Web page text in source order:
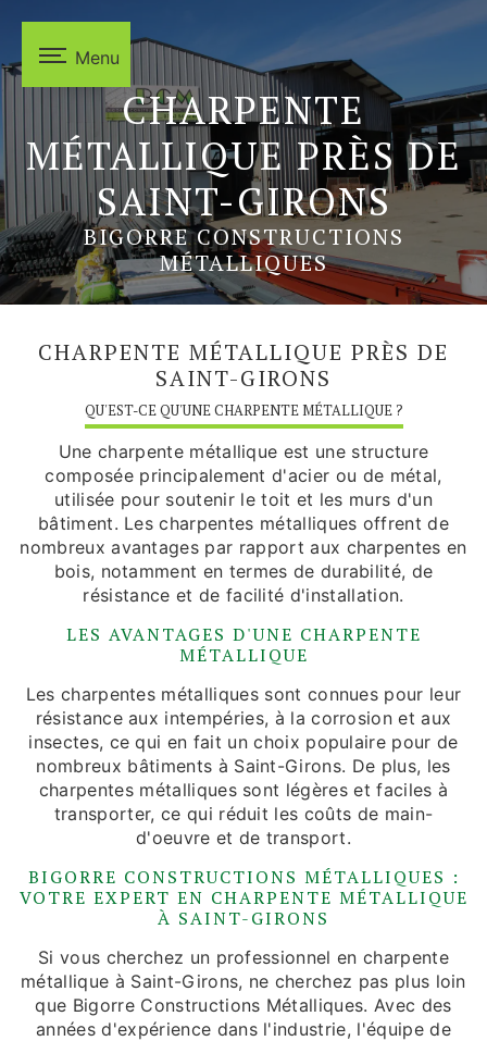
Menu
CHARPENTE
MÉTALLIQUE PRÈS DE
SAINT-GIRONS
BIGORRE CONSTRUCTIONS
MÉTALLIQUES
CHARPENTE MÉTALLIQUE PRÈS DE
SAINT-GIRONS
QU'EST-CE QU'UNE CHARPENTE MÉTALLIQUE ?
Une charpente métallique est une structure
composée principalement d'acier ou de métal,
utilisée pour soutenir le toit et les murs d'un
bâtiment. Les charpentes métalliques offrent de
nombreux avantages par rapport aux charpentes en
bois, notamment en termes de durabilité, de
résistance et de facilité d'installation.
LES AVANTAGES D'UNE CHARPENTE
MÉTALLIQUE
Les charpentes métalliques sont connues pour leur
résistance aux intempéries, à la corrosion et aux
insectes, ce qui en fait un choix populaire pour de
nombreux bâtiments à Saint-Girons. De plus, les
charpentes métalliques sont légères et faciles à
transporter, ce qui réduit les coûts de main-
d'oeuvre et de transport.
BIGORRE CONSTRUCTIONS MÉTALLIQUES :
VOTRE EXPERT EN CHARPENTE MÉTALLIQUE
À SAINT-GIRONS
Si vous cherchez un professionnel en charpente
métallique à Saint-Girons, ne cherchez pas plus loin
que Bigorre Constructions Métalliques. Avec des
années d'expérience dans l'industrie, l'équipe de